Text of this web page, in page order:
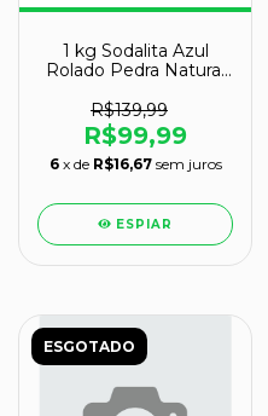
1 kg Sodalita Azul
Rolado Pedra Natural
R$139,99
R$99,99
6 x de R$16,67 sem juros
ESPIAR
ESGOTADO